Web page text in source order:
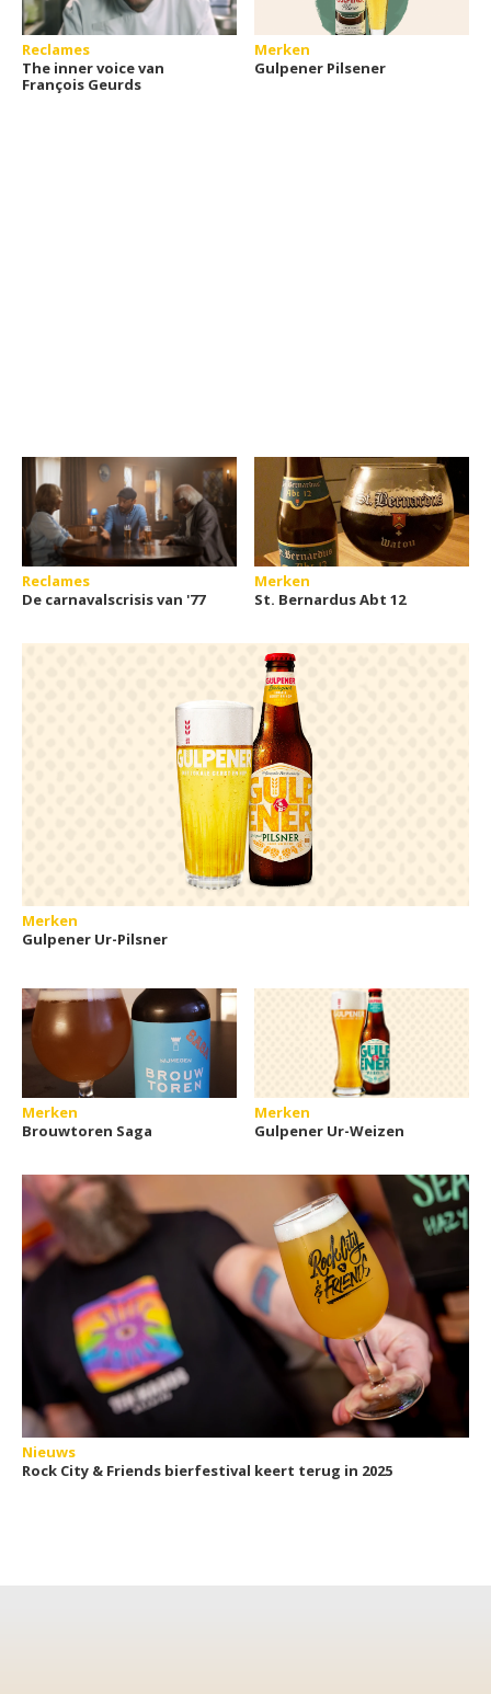
Reclames
The inner voice van
François Geurds
Merken
Gulpener Pilsener
Reclames
De carnavalscrisis van '77
Merken
St. Bernardus Abt 12
Merken
Gulpener Ur-Pilsner
Merken
Brouwtoren Saga
Merken
Gulpener Ur-Weizen
Nieuws
Rock City & Friends bierfestival keert terug in 2025